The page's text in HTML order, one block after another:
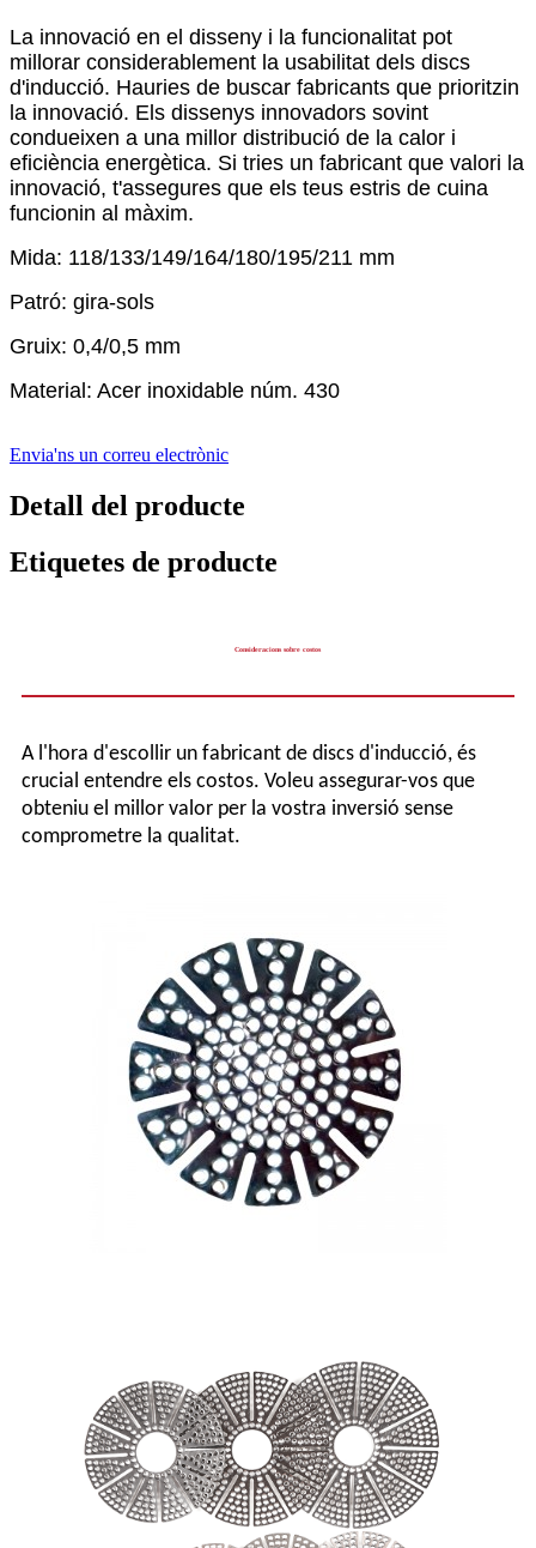
La innovació en el disseny i la funcionalitat pot
millorar considerablement la usabilitat dels discs
d'inducció. Hauries de buscar fabricants que prioritzin
la innovació. Els dissenys innovadors sovint
condueixen a una millor distribució de la calor i
eficiència energètica. Si tries un fabricant que valori la
innovació, t'assegures que els teus estris de cuina
funcionin al màxim.
Mida: 118/133/149/164/180/195/211 mm
Patró: gira-sols
Gruix: 0,4/0,5 mm
Material: Acer inoxidable núm. 430
Envia'ns un correu electrònic
Detall del producte
Etiquetes de producte
Consideracions sobre costos
A l'hora d'escollir un fabricant de discs d'inducció, és
crucial entendre els costos. Voleu assegurar-vos que
obteniu el millor valor per la vostra inversió sense
comprometre la qualitat.